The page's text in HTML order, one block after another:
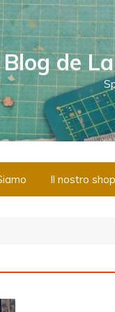
de
Il nostro shop